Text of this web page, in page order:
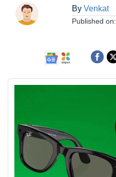
ఆంధ్రప్రదేశ్
సినిమా
క్రీడలు
By Venkat
Published on: